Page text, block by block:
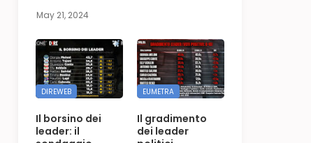
May 21, 2024
DIREWEB
Il borsino dei
leader: il
EUMETRA
Il gradimento
dei leader